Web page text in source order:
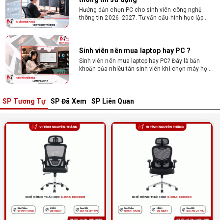
Hướng dẫn chọn PC cho sinh viên công nghệ
thông tin 2026 -2027. Tư vấn cấu hình học lập
Sinh viên nên mua laptop hay PC ?
Sinh viên nên mua laptop hay PC? Đây là băn
khoăn của nhiều tân sinh viên khi chọn máy học
Laptop Sinh Viên 15–20 Triệu 2026: Cấu
Hình Nào Đáng Tiền?
Tìm laptop sinh viên 15–20 triệu phù hợp ngành
học năm 2026? Khám phá cách chọn cấu hình,
RAM, SSD, màn hình và khả năng nâng cấp hợp lý.
Tổng hợp 7 laptop sinh viên dưới 15 triệu
Bạn tìm laptop cho sinh viên dưới 15 triệu mượt
mà, bền bỉ? Xem ngay gợi ý các thương hiệu
laptop bền, cấu hình mạnh cho sinh viên sử dụng
Dịch vụ build PC đồ họa tại Đồng Nai theo
SP Tương Tự SP Đã Xem SP Liên Quan